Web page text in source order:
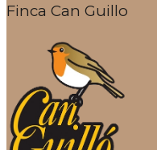
Finca Can Guillo